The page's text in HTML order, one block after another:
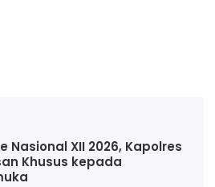
Nasional XII 2026, Kapolres
Khusus kepada